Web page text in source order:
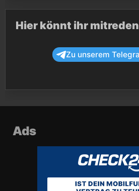
Hier könnt ihr mitreden
Zu unserem
Ads